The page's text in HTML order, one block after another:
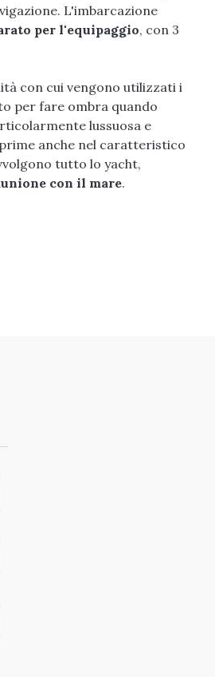
L'imbarcazione
per l'equipaggio, con 3
con cui vengono utilizzati i
per fare ombra quando
lussuosa e
anche nel caratteristico
tutto lo yacht,
con il mare.